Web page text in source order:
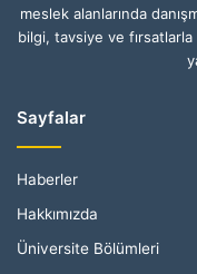
meslek alanlarında
bilgi, tavsiye ve
Sayfalar
Haberler
Hakkımızda
Üniversite Bölümleri